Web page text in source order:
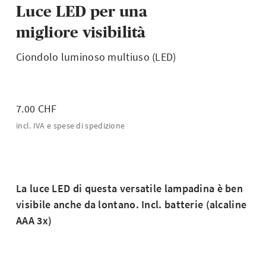
Luce LED per una
migliore visibilità
Ciondolo luminoso multiuso (LED)
7.00 CHF
incl. IVA e spese di spedizione
La luce LED di questa versatile lampadina è ben
visibile anche da lontano. Incl. batterie (alcaline
AAA 3x)